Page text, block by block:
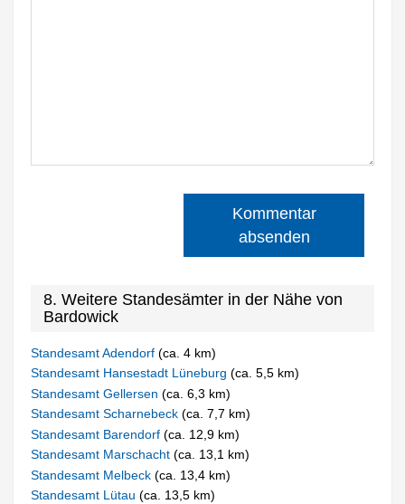
Kommentar
absenden
8. Weitere Standesämter in der Nähe von
Bardowick
Standesamt Adendorf(ca. 4 km)
Standesamt Hansestadt Lüneburg(ca. 5,5 km)
Standesamt Gellersen(ca. 6,3 km)
Standesamt Scharnebeck(ca. 7,7 km)
Standesamt Barendorf(ca. 12,9 km)
Standesamt Marschacht(ca. 13,1 km)
Standesamt Melbeck(ca. 13,4 km)
Standesamt Lütau(ca. 13,5 km)